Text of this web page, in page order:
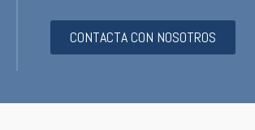
CONTACTA CON NOSOTROS